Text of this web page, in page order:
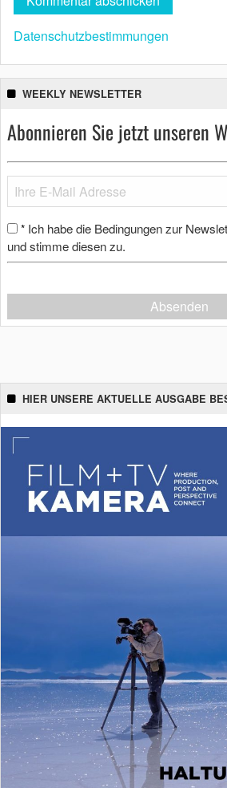
Datenschutzbestimmungen
WEEKLY NEWSLETTER
Abonnieren Sie jetzt unseren
* Ich habe die Bedingungen zur
und stimme diesen zu.
Absenden
HIER UNSERE AKTUELLE AUSGABE